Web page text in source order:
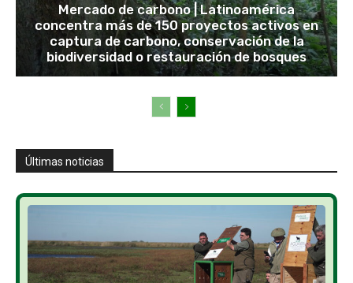
Mercado de carbono | Latinoamérica
concentra más de 150 proyectos activos en
captura de carbono, conservación de la
biodiversidad o restauración de bosques
Últimas noticias